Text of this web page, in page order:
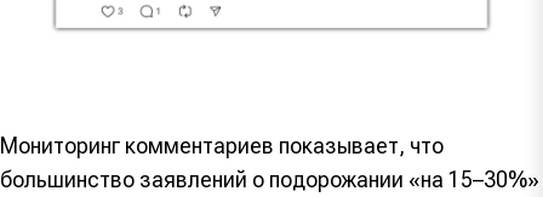
Мониторинг комментариев показывает, что
большинство заявлений о подорожании «на 15–30%»